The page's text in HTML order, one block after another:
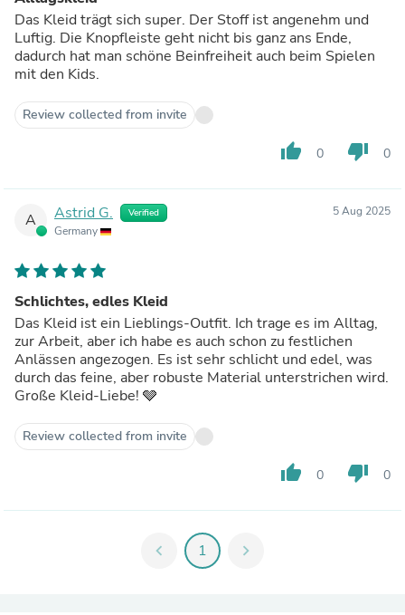
Das Kleid trägt sich super. Der Stoff ist angenehm und
Luftig. Die Knopfleiste geht nicht bis ganz ans Ende,
dadurch hat man schöne Beinfreiheit auch beim Spielen
mit den Kids.
Review collected from invite
thumb_up 0 thumb_down 0
A Astrid G. Verified
Germany
5 Aug 2025
Schlichtes, edles Kleid
Das Kleid ist ein Lieblings-Outfit. Ich trage es im Alltag,
zur Arbeit, aber ich habe es auch schon zu festlichen
Anlässen angezogen. Es ist sehr schlicht und edel, was
durch das feine, aber robuste Material unterstrichen wird.
Große Kleid-Liebe! 🩶
Review collected from invite
thumb_up 0 thumb_down 0
chevron_left 1 chevron_right